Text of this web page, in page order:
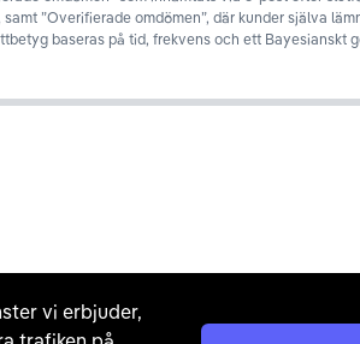
vi erbjuder,
”Overifierade omdömen”, där kunder själva
baseras på tid, frekvens och ett Bayesianskt